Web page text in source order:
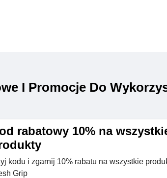
I Promocje Do
rabatowy 10% na
kodu i zgarnij 10% rabatu na wszystkie
Grip